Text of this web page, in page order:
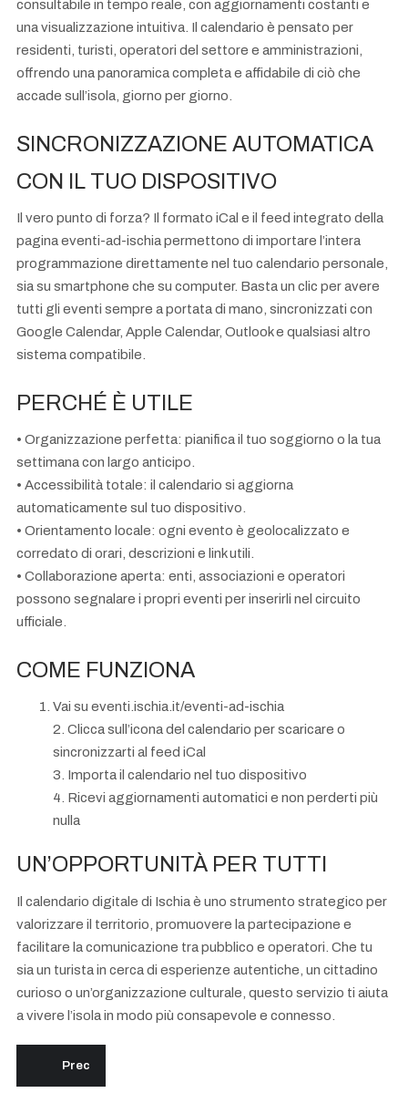
consultabile in tempo reale, con aggiornamenti costanti e
una visualizzazione intuitiva. Il calendario è pensato per
residenti, turisti, operatori del settore e amministrazioni,
offrendo una panoramica completa e affidabile di ciò che
accade sull’isola, giorno per giorno.
SINCRONIZZAZIONE AUTOMATICA
CON IL TUO DISPOSITIVO
Il vero punto di forza? Il formato iCal e il feed integrato della
pagina eventi-ad-ischia permettono di importare l’intera
programmazione direttamente nel tuo calendario personale,
sia su smartphone che su computer. Basta un clic per avere
tutti gli eventi sempre a portata di mano, sincronizzati con
Google Calendar, Apple Calendar, Outlook e qualsiasi altro
sistema compatibile.
PERCHÉ È UTILE
• Organizzazione perfetta: pianifica il tuo soggiorno o la tua
settimana con largo anticipo.
• Accessibilità totale: il calendario si aggiorna
automaticamente sul tuo dispositivo.
• Orientamento locale: ogni evento è geolocalizzato e
corredato di orari, descrizioni e link utili.
• Collaborazione aperta: enti, associazioni e operatori
possono segnalare i propri eventi per inserirli nel circuito
ufficiale.
COME FUNZIONA
Vai su eventi.ischia.it/eventi-ad-ischia
2. Clicca sull’icona del calendario per scaricare o
sincronizzarti al feed iCal
3. Importa il calendario nel tuo dispositivo
4. Ricevi aggiornamenti automatici e non perderti più
nulla
UN’OPPORTUNITÀ PER TUTTI
Il calendario digitale di Ischia è uno strumento strategico per
valorizzare il territorio, promuovere la partecipazione e
facilitare la comunicazione tra pubblico e operatori. Che tu
sia un turista in cerca di esperienze autentiche, un cittadino
curioso o un’organizzazione culturale, questo servizio ti aiuta
a vivere l’isola in modo più consapevole e connesso.
Articolo precedente: Guida passo-passo: come
Prec